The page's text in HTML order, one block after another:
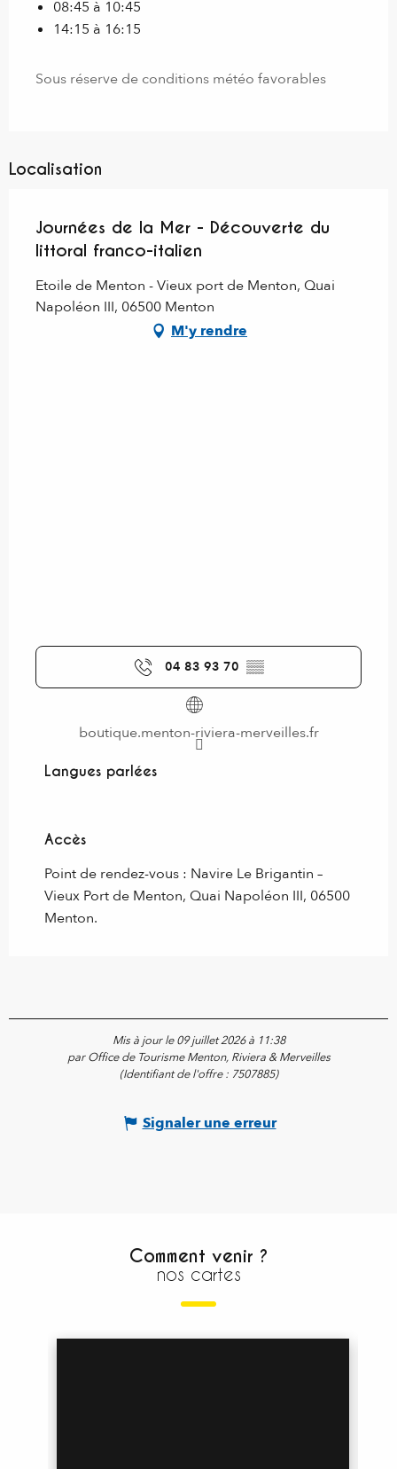
08:45 à 10:45
14:15 à 16:15
Sous réserve de conditions météo favorables
Localisation
Journées de la Mer - Découverte du
littoral franco-italien
Etoile de Menton - Vieux port de Menton, Quai
Napoléon III, 06500 Menton
M'y rendre
04 83 93 70 ▒▒
boutique.menton-riviera-merveilles.fr
Langues parlées
Langues parlées
Accès
Accès
Point de rendez-vous : Navire Le Brigantin –
Vieux Port de Menton, Quai Napoléon III, 06500
Menton.
Mis à jour le 09 juillet 2026 à 11:38
par Office de Tourisme Menton, Riviera & Merveilles
(Identifiant de l'offre : 7507885)
Signaler une erreur
Comment venir ?
nos cartes